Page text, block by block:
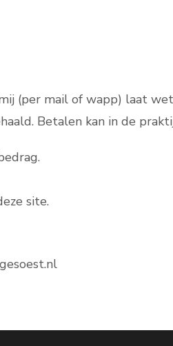
(per mail of wapp) laat
Betalen kan in de
site.